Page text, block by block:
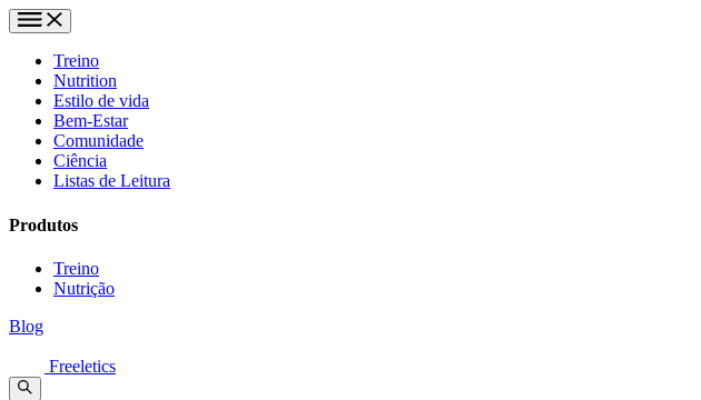
Treino
Nutrition
Estilo de vida
Bem-Estar
Comunidade
Ciência
Listas de Leitura
Produtos
Treino
Nutrição
Blog
Freeletics